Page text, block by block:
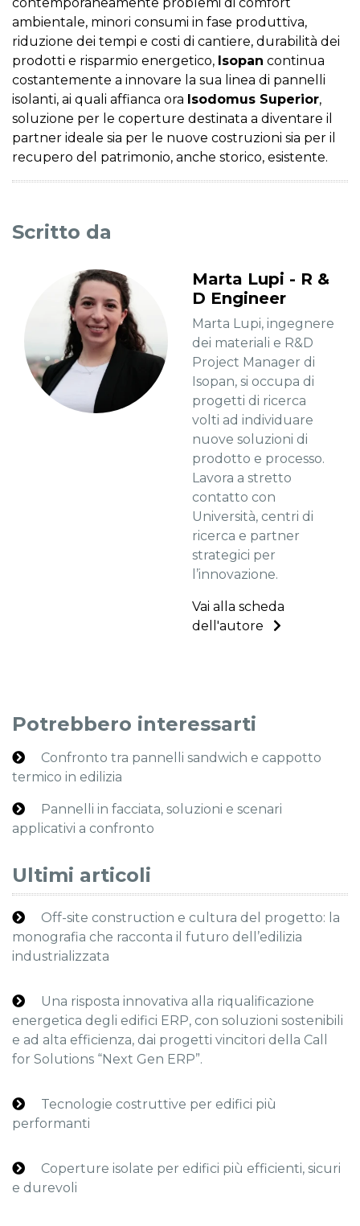
ambientale, minori consumi in fase produttiva,
riduzione dei tempi e costi di cantiere, durabilità dei
prodotti e risparmio energetico, Isopan continua
costantemente a innovare la sua linea di pannelli
isolanti, ai quali affianca ora Isodomus Superior,
soluzione per le coperture destinata a diventare il
partner ideale sia per le nuove costruzioni sia per il
recupero del patrimonio, anche storico, esistente.
Scritto da
Marta Lupi - R &
D Engineer
Marta Lupi, ingegnere
dei materiali e R&D
Project Manager di
Isopan, si occupa di
progetti di ricerca
volti ad individuare
nuove soluzioni di
prodotto e processo.
Lavora a stretto
contatto con
Università, centri di
ricerca e partner
strategici per
l’innovazione.
Vai alla scheda
dell'autore
Potrebbero interessarti
Confronto tra pannelli sandwich e cappotto
termico in edilizia
Pannelli in facciata, soluzioni e scenari
applicativi a confronto
Ultimi articoli
Off-site construction e cultura del progetto: la
monografia che racconta il futuro dell’edilizia
industrializzata
Una risposta innovativa alla riqualificazione
energetica degli edifici ERP, con soluzioni sostenibili
e ad alta efficienza, dai progetti vincitori della Call
for Solutions “Next Gen ERP”.
Tecnologie costruttive per edifici più
performanti
Coperture isolate per edifici più efficienti, sicuri
e durevoli